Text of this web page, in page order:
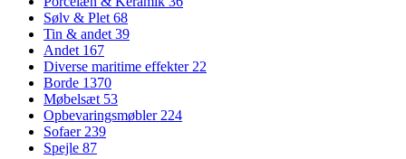
Sølv & Plet68
Tin & andet39
Andet 167
Diverse maritime effekter22
Borde 1370
Møbelsæt 53
Opbevaringsmøbler224
Sofaer239
Spejle 87